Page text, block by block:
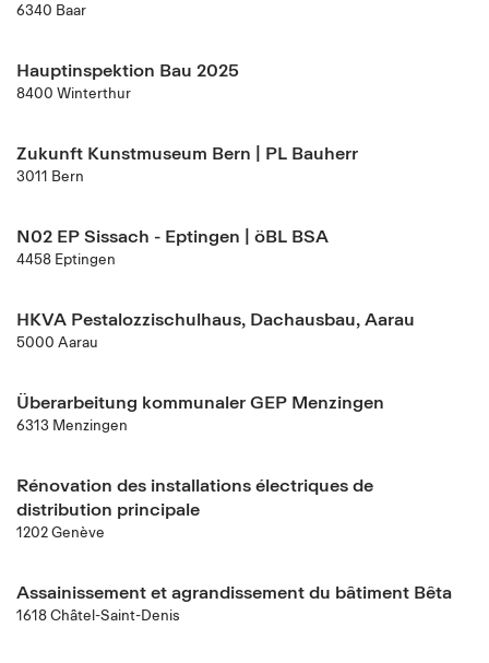
6340 Baar
Hauptinspektion Bau 2025
8400 Winterthur
Zukunft Kunstmuseum Bern | PL Bauherr
3011 Bern
N02 EP Sissach - Eptingen | öBL BSA
4458 Eptingen
HKVA Pestalozzischulhaus, Dachausbau, Aarau
5000 Aarau
Überarbeitung kommunaler GEP Menzingen
6313 Menzingen
Rénovation des installations électriques de
distribution principale
1202 Genève
Assainissement et agrandissement du bâtiment Bêta
1618 Châtel-Saint-Denis